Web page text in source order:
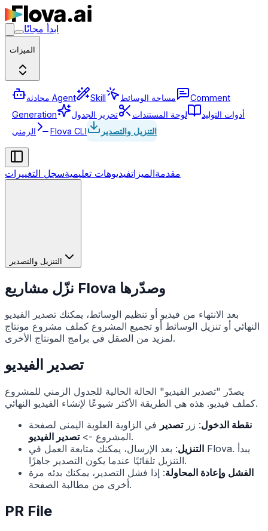
ابدأ مجانًا
الميزات
محادثة Agent Skill مساحة الوسائط
Comment
Generation
أدوات التوليد لوحة المستندات
تحرير الجدول
الزمني
Flova CLI التنزيل والتصدير
مقدمةالميزاتفيديوهات تعليميةسجل التغييرات
التنزيل والتصدير
نزّل مشاريع Flova وصدّرها
بعد الانتهاء من فيديو أو تنظيم الوسائط، يمكنك تصدير الفيديو
النهائي أو تنزيل الوسائط أو تجميع المشروع كملف مشروع مونتاج
لمزيد من الصقل في برامج المونتاج الأخرى.
تصدير الفيديو
يصدّر "تصدير الفيديو" الحالة الحالية للجدول الزمني للمشروع
كملف فيديو. هذه هي الطريقة الأكثر شيوعًا لإنشاء الفيديو النهائي.
نقطة الدخول: زرتصدير في الزاوية العلوية اليمنى لصفحة
المشروع ->تصدير الفيديو
.
التنزيل: بعد الإرسال، يمكنك متابعة العمل في Flova. يبدأ
التنزيل تلقائيًا عندما يكون التصدير جاهزًا.
الفشل وإعادة المحاولة: إذا فشل التصدير، يمكنك بدئه مرة
أخرى من مطالبة الصفحة.
PR File